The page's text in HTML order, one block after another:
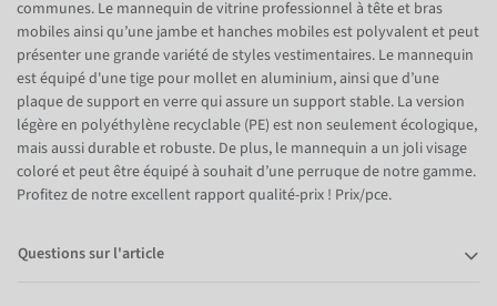
communes. Le mannequin de vitrine professionnel à tête et bras
mobiles ainsi qu’une jambe et hanches mobiles est polyvalent et peut
présenter une grande variété de styles vestimentaires. Le mannequin
est équipé d'une tige pour mollet en aluminium, ainsi que d’une
plaque de support en verre qui assure un support stable. La version
légère en polyéthylène recyclable (PE) est non seulement écologique,
mais aussi durable et robuste. De plus, le mannequin a un joli visage
coloré et peut être équipé à souhait d’une perruque de notre gamme.
Profitez de notre excellent rapport qualité-prix ! Prix/pce.
Questions sur l'article